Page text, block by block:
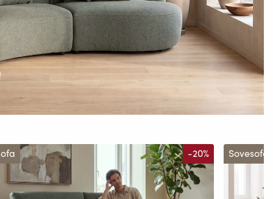
-20% Sovesofa